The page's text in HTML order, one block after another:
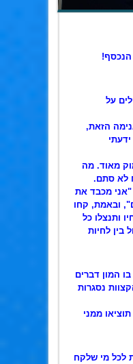
הנכסף!
על
הזאת,
מאוד. מה
חחחחח לא סתם.
"אני מכבד את
ובאמת, קחו
ותנצלו כל
בין לחיות
המון דברים
נסגרות
ממני
לכל מי שלקח